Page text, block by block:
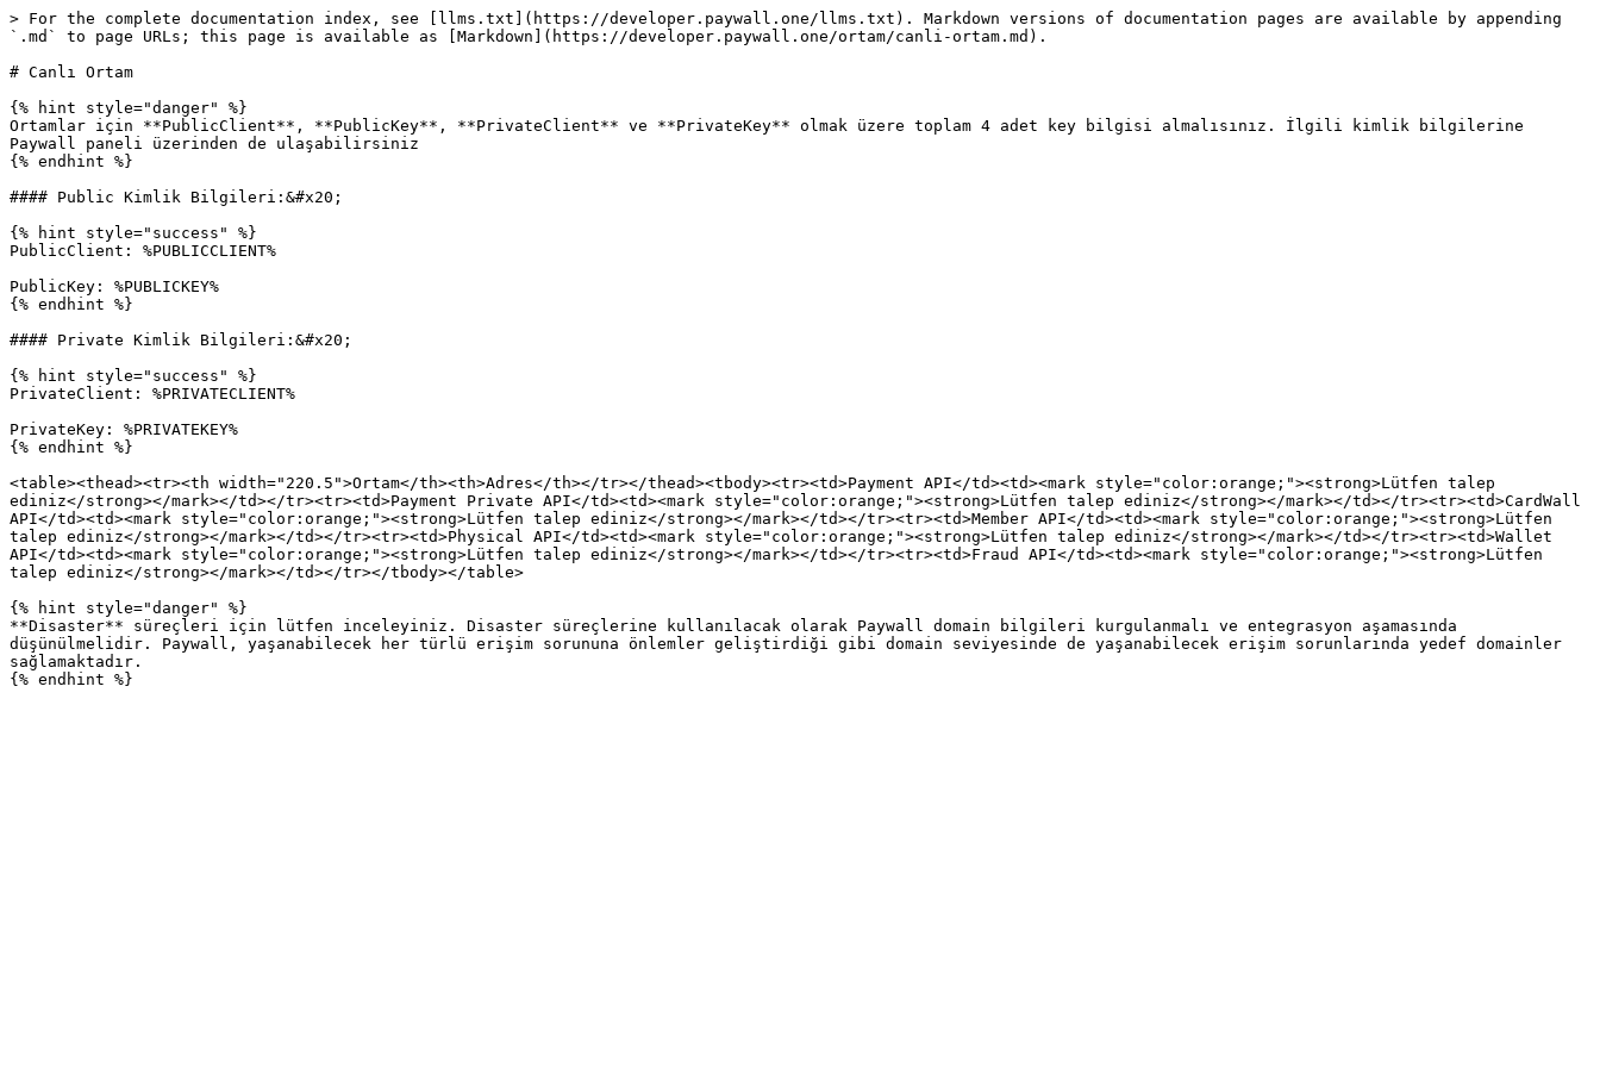
> For the complete documentation index, see [llms.txt](https://developer.paywall.one/llms.txt). Markdown versions of documentation pages are available by appending
`.md` to page URLs; this page is available as [Markdown](https://developer.paywall.one/ortam/canli-ortam.md).
# Canlı Ortam
{% hint style="danger" %}
Ortamlar için **PublicClient**, **PublicKey**, **PrivateClient** ve **PrivateKey** olmak üzere toplam 4 adet key bilgisi almalısınız. İlgili kimlik bilgilerine
Paywall paneli üzerinden de ulaşabilirsiniz
{% endhint %}
#### Public Kimlik Bilgileri:&#x20;
{% hint style="success" %}
PublicClient: %PUBLICCLIENT%
PublicKey: %PUBLICKEY%
{% endhint %}
#### Private Kimlik Bilgileri:&#x20;
{% hint style="success" %}
PrivateClient: %PRIVATECLIENT%
PrivateKey: %PRIVATEKEY%
{% endhint %}
<table><thead><tr><th width="220.5">Ortam</th><th>Adres</th></tr></thead><tbody><tr><td>Payment API</td><td><mark style="color:orange;"><strong>Lütfen talep
ediniz</strong></mark></td></tr><tr><td>Payment Private API</td><td><mark style="color:orange;"><strong>Lütfen talep ediniz</strong></mark></td></tr><tr><td>CardWall
API</td><td><mark style="color:orange;"><strong>Lütfen talep ediniz</strong></mark></td></tr><tr><td>Member API</td><td><mark style="color:orange;"><strong>Lütfen
talep ediniz</strong></mark></td></tr><tr><td>Physical API</td><td><mark style="color:orange;"><strong>Lütfen talep ediniz</strong></mark></td></tr><tr><td>Wallet
API</td><td><mark style="color:orange;"><strong>Lütfen talep ediniz</strong></mark></td></tr><tr><td>Fraud API</td><td><mark style="color:orange;"><strong>Lütfen
talep ediniz</strong></mark></td></tr></tbody></table>
{% hint style="danger" %}
**Disaster** süreçleri için lütfen inceleyiniz. Disaster süreçlerine kullanılacak olarak Paywall domain bilgileri kurgulanmalı ve entegrasyon aşamasında
düşünülmelidir. Paywall, yaşanabilecek her türlü erişim sorununa önlemler geliştirdiği gibi domain seviyesinde de yaşanabilecek erişim sorunlarında yedef domainler
sağlamaktadır.